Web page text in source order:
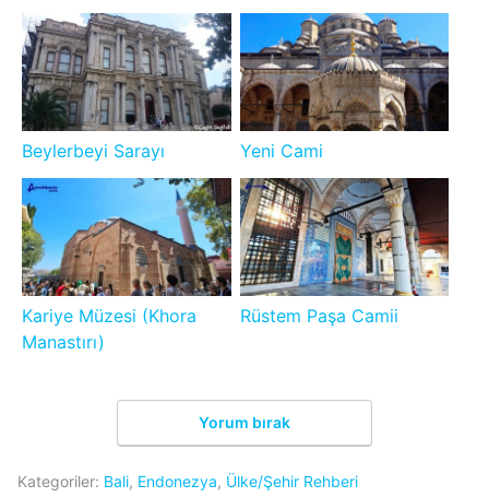
Beylerbeyi Sarayı Yeni Cami
Kariye Müzesi (Khora
Manastırı)
Rüstem Paşa Camii
Yorum bırak
Kategoriler: Bali, Endonezya, Ülke/Şehir Rehberi